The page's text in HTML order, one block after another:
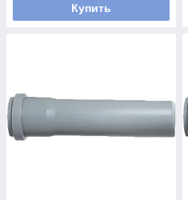
Купить